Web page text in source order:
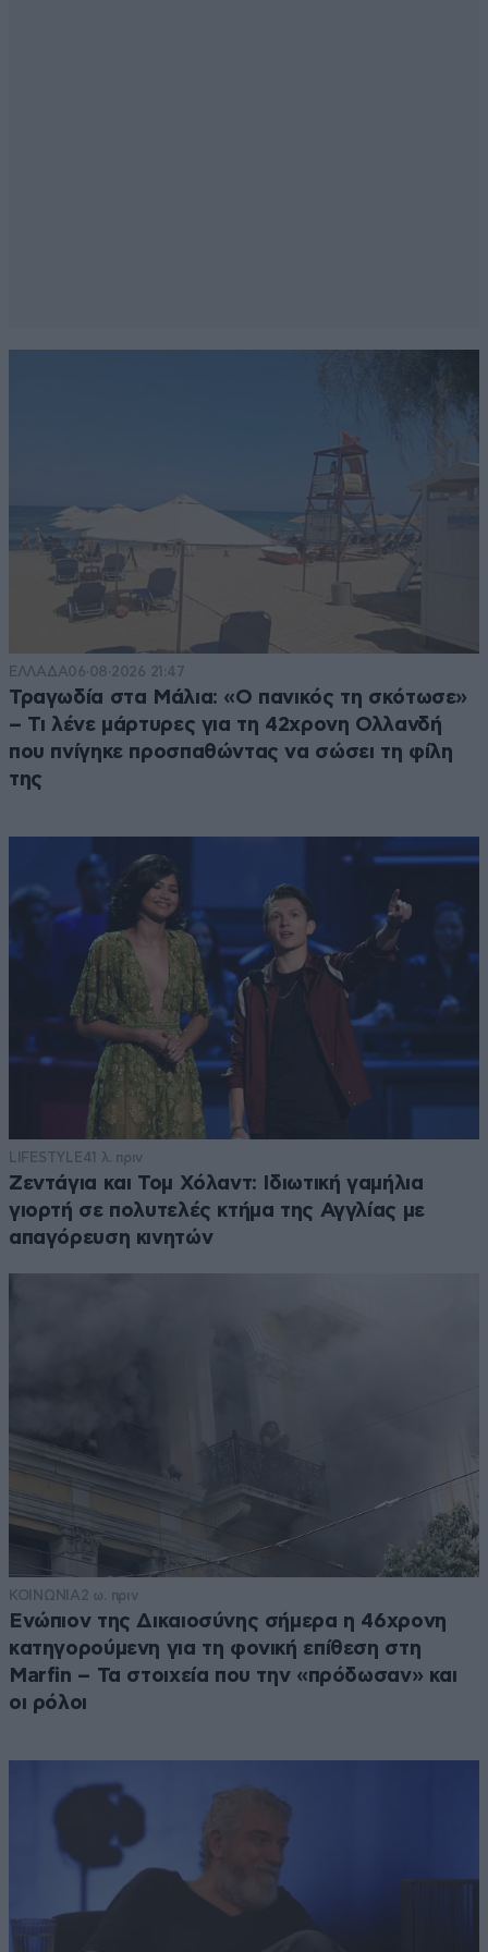
ΕΛΛΑΔΑ06·08·2026 21:47
Τραγωδία στα Μάλια: «Ο πανικός τη σκότωσε»
– Τι λένε μάρτυρες για τη 42χρονη Ολλανδή
που πνίγηκε προσπαθώντας να σώσει τη φίλη
της
LIFESTYLE41 λ. πριν
Ζεντάγια και Τομ Χόλαντ: Ιδιωτική γαμήλια
γιορτή σε πολυτελές κτήμα της Αγγλίας με
απαγόρευση κινητών
ΚΟΙΝΩΝΙΑ 2 ω. πριν
Ενώπιον της Δικαιοσύνης σήμερα η 46χρονη
κατηγορούμενη για τη φονική επίθεση στη
Marfin – Τα στοιχεία που την «πρόδωσαν» και
οι ρόλοι